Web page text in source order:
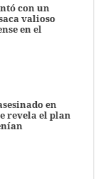
con un
valioso
en el
en
revela el plan